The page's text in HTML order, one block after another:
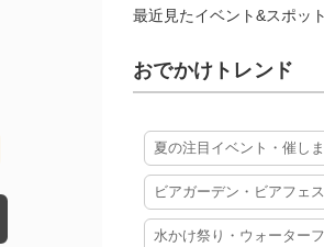
最近見たイベント&スポッ
おでかけトレンド
夏の注目イベント・催し
ビアガーデン・ビアフェス
水かけ祭り・ウォーター